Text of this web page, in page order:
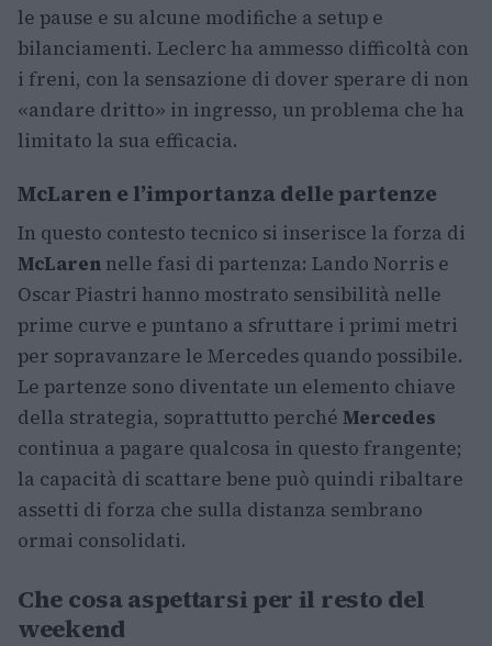
le pause e su alcune modifiche a setup e
bilanciamenti. Leclerc ha ammesso difficoltà con
i freni, con la sensazione di dover sperare di non
«andare dritto» in ingresso, un problema che ha
limitato la sua efficacia.
McLaren e l’importanza delle partenze
In questo contesto tecnico si inserisce la forza di
McLaren nelle fasi di partenza: Lando Norris e
Oscar Piastri hanno mostrato sensibilità nelle
prime curve e puntano a sfruttare i primi metri
per sopravanzare le Mercedes quando possibile.
Le partenze sono diventate un elemento chiave
della strategia, soprattutto perché Mercedes
continua a pagare qualcosa in questo frangente;
la capacità di scattare bene può quindi ribaltare
assetti di forza che sulla distanza sembrano
ormai consolidati.
Che cosa aspettarsi per il resto del
weekend